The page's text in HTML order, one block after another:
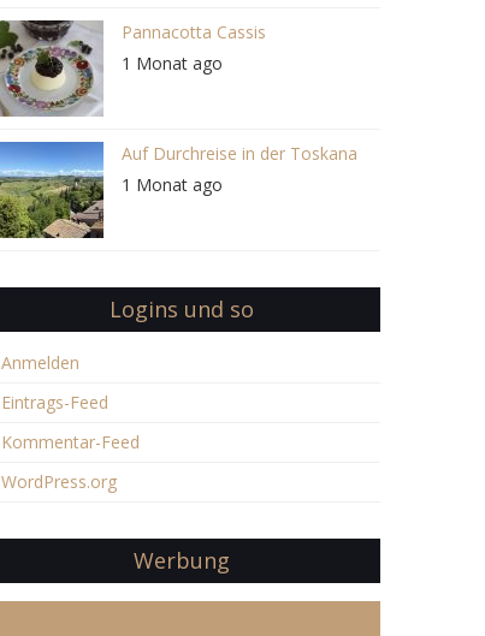
Pannacotta Cassis
1 Monat ago
Auf Durchreise in der Toskana
1 Monat ago
Logins und so
Anmelden
Eintrags-Feed
Kommentar-Feed
WordPress.org
Werbung